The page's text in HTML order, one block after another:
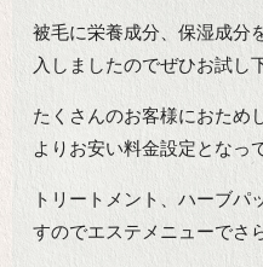
被毛に栄養成分、保湿成分
入しましたのでぜひお試し
たくさんのお客様におため
よりお安い料金設定となっ
トリートメント、ハーブパ
すのでエステメニューでさ